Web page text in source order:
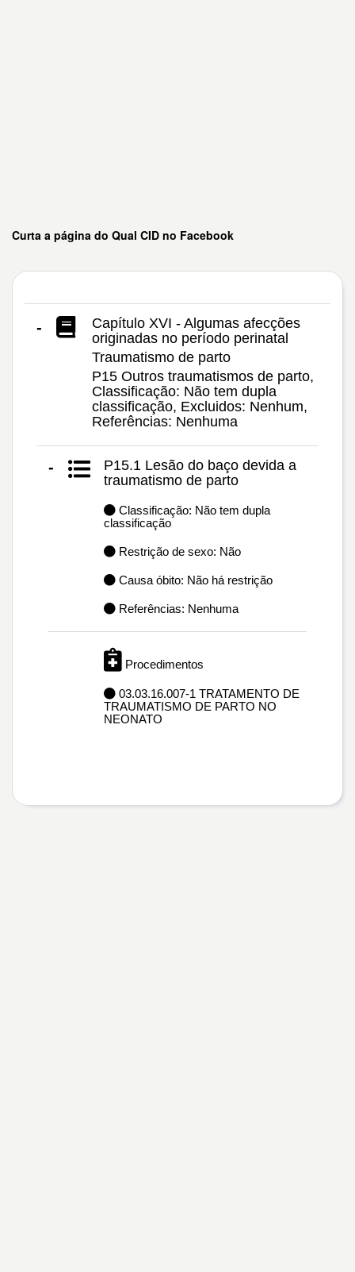
Curta a página do Qual CID no Facebook
-
Capítulo XVI - Algumas afecções
originadas no período perinatal
Traumatismo de parto
P15 Outros traumatismos de parto,
Classificação: Não tem dupla
classificação, Excluidos: Nenhum,
Referências: Nenhuma
-
P15.1 Lesão do baço devida a
traumatismo de parto
Classificação: Não tem dupla
classificação
Restrição de sexo: Não
Causa óbito: Não há restrição
Referências: Nenhuma
Procedimentos
03.03.16.007-1 TRATAMENTO DE
TRAUMATISMO DE PARTO NO
NEONATO